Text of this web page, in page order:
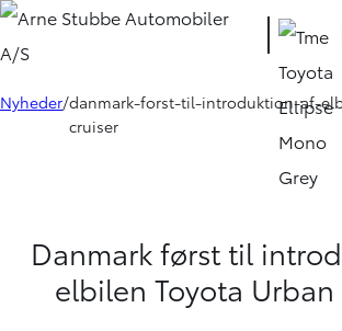
Nyheder danmark-forst-til-introduktion-af-
cruiser
Danmark først til
elbilen Toyota Urban